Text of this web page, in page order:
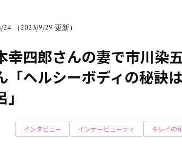
（2023/9/29 更新）
幸四郎さんの妻で市川染
「ヘルシーボディの秘訣
インタビュー インナービューティ キレイの